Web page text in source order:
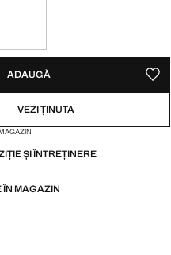
ADAUGĂ
VEZI ȚINUTA
ȘI ÎNTREȚINERE
ÎN MAGAZIN